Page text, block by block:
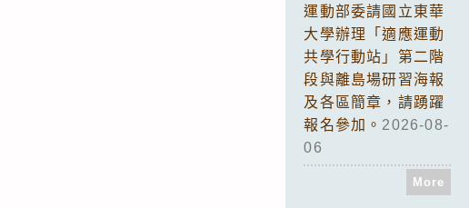
運動部委請國立東華
大學辦理「適應運動
共學行動站」第二階
段與離島場研習海報
及各區簡章，請踴躍
報名參加。 2026-08-
06
More